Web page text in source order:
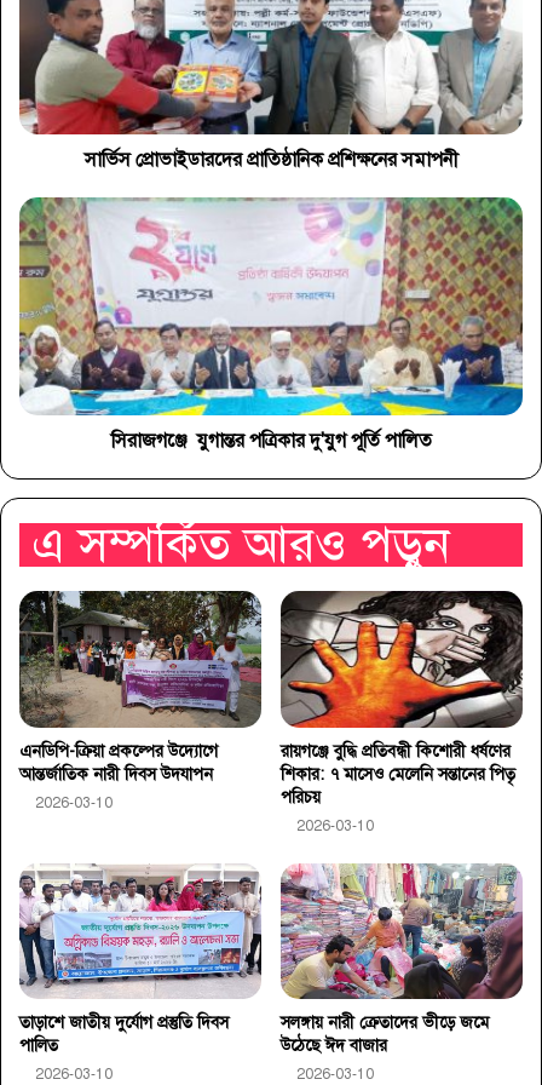
সার্ভিস প্রোভাইডারদের প্রাতিষ্ঠানিক প্রশিক্ষনের সমাপনী
সিরাজগঞ্জে যুগান্তর পত্রিকার দু'যুগ পূর্তি পালিত
এ সম্পর্কিত আরও পড়ুন
এনডিপি-ক্রিয়া প্রকল্পের উদ্যোগে
আন্তর্জাতিক নারী দিবস উদযাপন
2026-03-10
রায়গঞ্জে বুদ্ধি প্রতিবন্ধী কিশোরী ধর্ষণের
শিকার: ৭ মাসেও মেলেনি সন্তানের পিতৃ
পরিচয়
2026-03-10
তাড়াশে জাতীয় দুর্যোগ প্রস্তুতি দিবস
পালিত
2026-03-10
সলঙ্গায় নারী ক্রেতাদের ভীড়ে জমে
উঠেছে ঈদ বাজার
2026-03-10